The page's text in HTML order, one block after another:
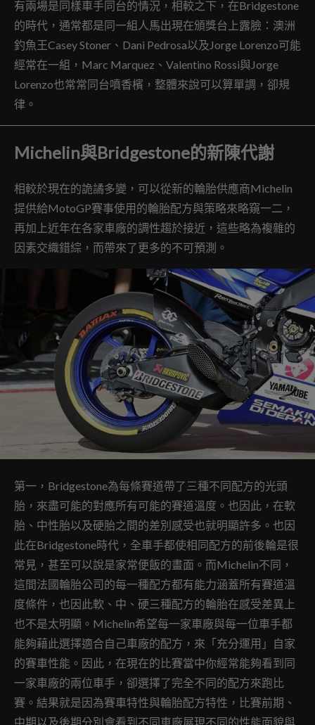
有兩場是同樣車手同台的情況，相較之下，在Bridgestone
的時代，通常都是同一組人馬出現在頒獎台上露臉：澳洲
釣魚王Casey Stoner、Dani Pedrosa以及Jorge Lorenzo可能
經常在一組，Marc Marquez、Valentino Rossi與Jorge
Lorenzo也常常同台噴香檳，整體來說可以算單調，卻規
律。
Michelin與Bridgestone的新陳代謝
相較於現在的詭譎多變，可以從新的輪胎供應商Michelin
提供給MotoGP賽事使用的輪胎配方與策略來略窺一二，
再加上近年在各家車廠的調性趨於接近，這些略為複雜的
因素交織錯綜，而帶來了更多的不可預測。
第一，Bridgestone為每條賽道帶了三種不同配方的光頭
胎，來盡可能的對應所有可能的賽道溫度。也因此，在軟
胎、中性胎以及硬胎之間的差別感受也就明顯許多。也因
此在Bridgestone時代，全車手都使相同配方的前後輪是很
常見，甚至可以說是家常便飯的畫面。而Michelin不同，
這間法國輪胎公司的每一種配方都有能力涵蓋所有賽道溫
度條件，也因此軟、中、硬三種配方的輪胎在感受差異上
也不是太明顯。Michelin希望每一家車廠與每一位車手都
能夠藉此選擇適合自己車廠的配方，來「充分運用」自家
的賽車性能。因此，在現在的比賽當中你經常能夠看到同
一家車廠的兩位車手，卻選擇了完全不同的配方來跑比
賽。結果就是因為賽車特性與輪胎配方特性，比賽前期、
中期以及後期分別會看到不同車廠展現不同的性能面貌與